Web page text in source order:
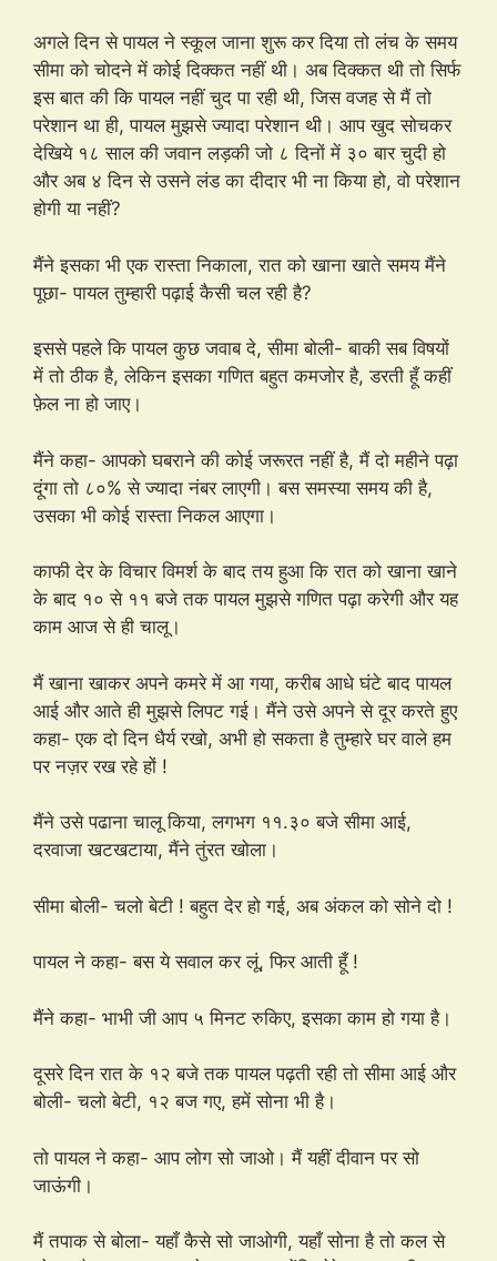
अगले दिन से पायल ने स्कूल जाना शुरू कर दिया तो लंच के समय
सीमा को चोदने में कोई दिक्कत नहीं थी। अब दिक्कत थी तो सिर्फ
इस बात की कि पायल नहीं चुद पा रही थी, जिस वजह से मैं तो
परेशान था ही, पायल मुझसे ज्यादा परेशान थी। आप खुद सोचकर
देखिये १८ साल की जवान लड़की जो ८ दिनों में ३० बार चुदी हो
और अब ४ दिन से उसने लंड का दीदार भी ना किया हो, वो परेशान
होगी या नहीं?
मैंने इसका भी एक रास्ता निकाला, रात को खाना खाते समय मैंने
पूछा- पायल तुम्हारी पढ़ाई कैसी चल रही है?
इससे पहले कि पायल कुछ जवाब दे, सीमा बोली- बाकी सब विषयों
में तो ठीक है, लेकिन इसका गणित बहुत कमजोर है, डरती हूँ कहीं
फ़ेल ना हो जाए।
मैंने कहा- आपको घबराने की कोई जरूरत नहीं है, मैं दो महीने पढ़ा
दूंगा तो ८०% से ज्यादा नंबर लाएगी। बस समस्या समय की है,
उसका भी कोई रास्ता निकल आएगा।
काफी देर के विचार विमर्श के बाद तय हुआ कि रात को खाना खाने
के बाद १० से ११ बजे तक पायल मुझसे गणित पढ़ा करेगी और यह
काम आज से ही चालू।
मैं खाना खाकर अपने कमरे में आ गया, करीब आधे घंटे बाद पायल
आई और आते ही मुझसे लिपट गई। मैंने उसे अपने से दूर करते हुए
कहा- एक दो दिन धैर्य रखो, अभी हो सकता है तुम्हारे घर वाले हम
पर नज़र रख रहे हों !
मैंने उसे पढाना चालू किया, लगभग ११.३० बजे सीमा आई,
दरवाजा खटखटाया, मैंने तुंरत खोला।
सीमा बोली- चलो बेटी ! बहुत देर हो गई, अब अंकल को सोने दो !
पायल ने कहा- बस ये सवाल कर लूं, फिर आती हूँ !
मैंने कहा- भाभी जी आप ५ मिनट रुकिए, इसका काम हो गया है।
दूसरे दिन रात के १२ बजे तक पायल पढ़ती रही तो सीमा आई और
बोली- चलो बेटी, १२ बज गए, हमें सोना भी है।
तो पायल ने कहा- आप लोग सो जाओ। मैं यहीं दीवान पर सो
जाऊंगी।
मैं तपाक से बोला- यहाँ कैसे सो जाओगी, यहाँ सोना है तो कल से